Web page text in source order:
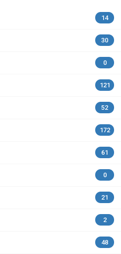
14
30
0
121
52
172
61
0
21
2
48